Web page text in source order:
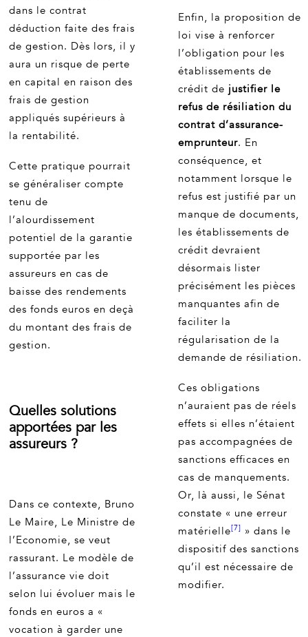
dans le contrat
déduction faite des frais
de gestion. Dès lors, il y
aura un risque de perte
en capital en raison des
frais de gestion
appliqués supérieurs à
la rentabilité.
Cette pratique pourrait
se généraliser compte
tenu de
l’alourdissement
potentiel de la garantie
supportée par les
assureurs en cas de
baisse des rendements
des fonds euros en deçà
du montant des frais de
gestion.
Quelles solutions
apportées par les
assureurs ?
Dans ce contexte, Bruno
Le Maire, Le Ministre de
l’Economie, se veut
rassurant. Le modèle de
l’assurance vie doit
selon lui évoluer mais le
fonds en euros a «
vocation à garder une
Enfin, la proposition de
loi vise à renforcer
l’obligation pour les
établissements de
crédit de justifier le
refus de résiliation du
contrat d’assurance-
emprunteur. En
conséquence, et
notamment lorsque le
refus est justifié par un
manque de documents,
les établissements de
crédit devraient
désormais lister
précisément les pièces
manquantes afin de
faciliter la
régularisation de la
demande de résiliation.
Ces obligations
n’auraient pas de réels
effets si elles n’étaient
pas accompagnées de
sanctions efficaces en
cas de manquements.
Or, là aussi, le Sénat
constate « une erreur
matérielle[7] » dans le
dispositif des sanctions
qu’il est nécessaire de
modifier.